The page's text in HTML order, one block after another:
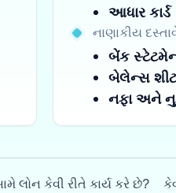
આધાર કાર્ડ
નાણાકીય
બેંક
બેલેન્સ શીટ
નફા અને
લોન કેવી રીતે કાર્ય કરે છે?